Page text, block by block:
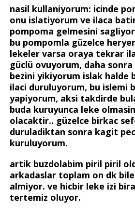
nasil kullaniyorum: icinde
onu islatiyorum ve ilaca
pompoma gelmesini
bu pompomla güzelce
lekeler varsa oraya tekrar
güclü ovuyorum, daha
bezini yikiyorum islak halde
ilaci duruluyorum, bu islemi
yapiyorum, aksi takdirde
buda kuruyunca leke
olacaktir.. güzelce birkac
duruladiktan sonra kagit
kuruluyorum.
artik buzdolabim piril piril
arkadaslar toplam on dk
almiyor. ve hicbir leke izi
tertemiz oluyor.